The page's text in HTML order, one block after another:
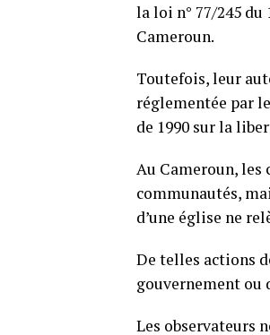
la loi n° 77/245
Cameroun.
Toutefois, leur
réglementée par
de 1990 sur la
Au Cameroun, les
communautés,
d’une église ne
De telles actions
gouvernement
Les observateurs